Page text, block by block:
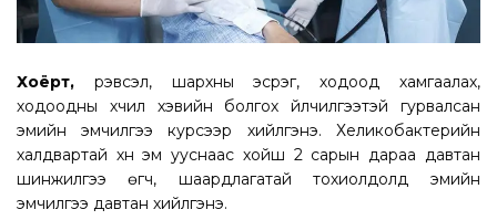
Хоёрт, үрэвсэл, шархны эсрэг, ходоод хамгаалах,
ходоодны хүчил хэвийн болгох үйлчилгээтэй гурвалсан
эмийн эмчилгээ курсээр хийлгэнэ. Хеликобактерийн
халдвартай хүн эм ууснаас хойш 2 сарын дараа давтан
шинжилгээ өгч, шаардлагатай тохиолдолд эмийн
эмчилгээ давтан хийлгэнэ.